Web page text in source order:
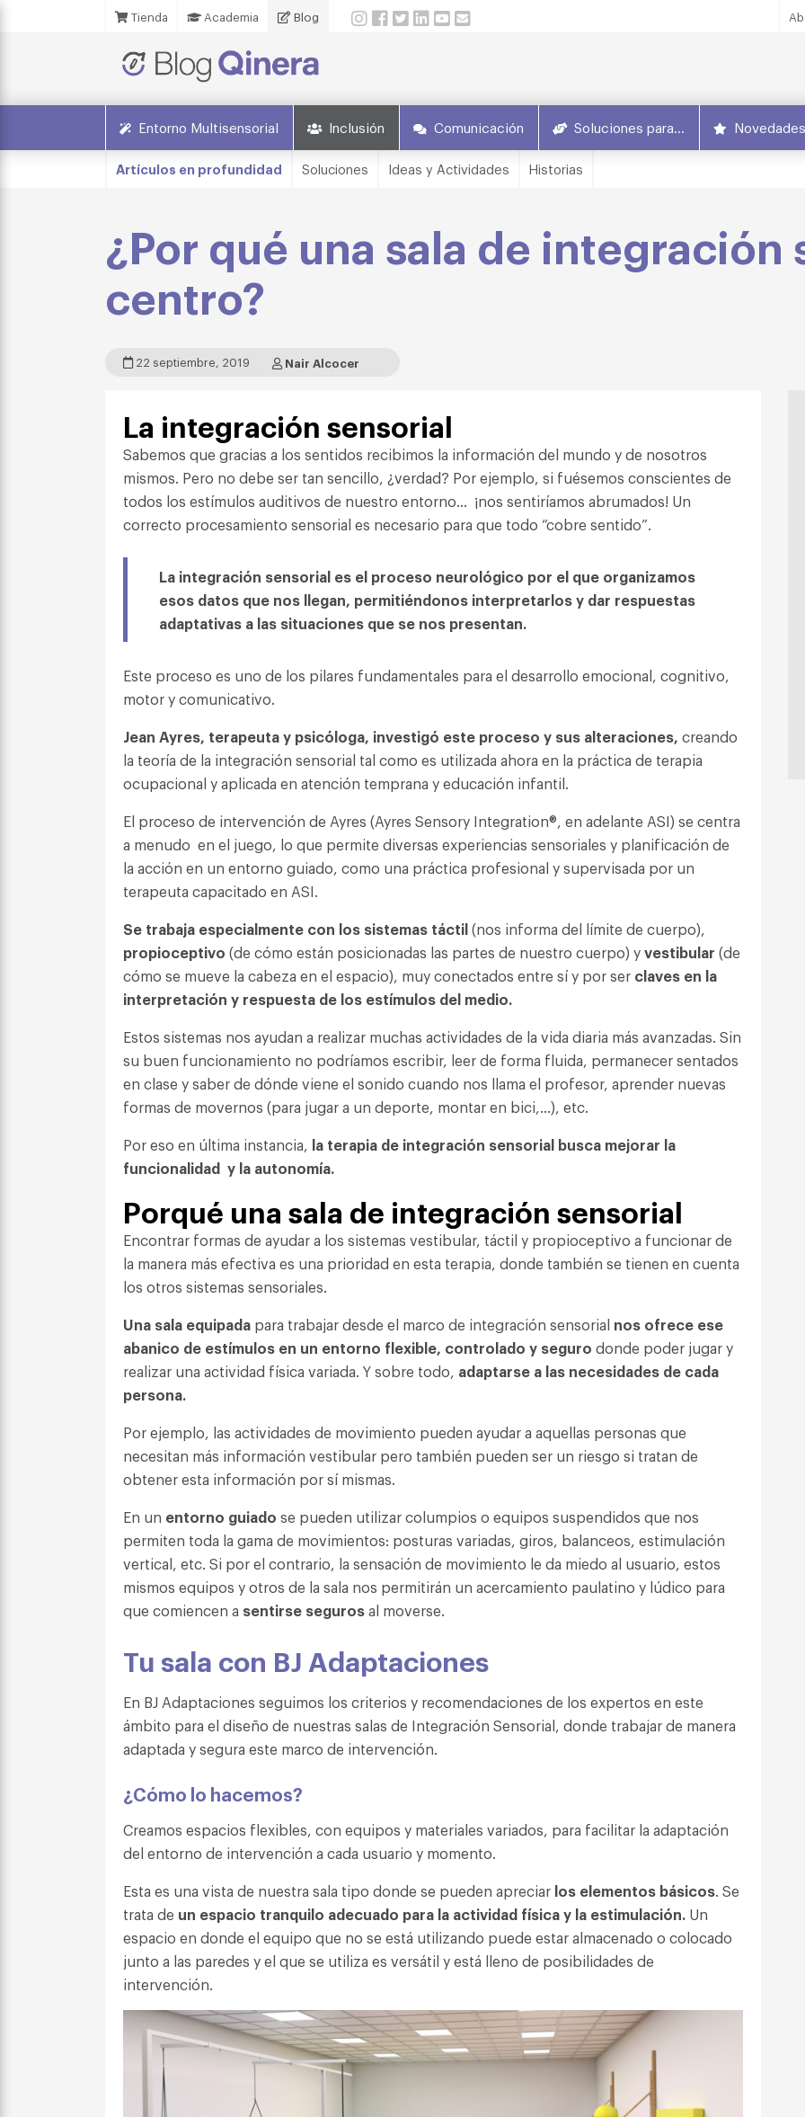
Tienda Academia Blog
Entorno Multisensorial Inclusión Comunicación Soluciones para… Novedades
Artículos en profundidad Soluciones Ideas y Actividades Historias
¿Por qué una sala de integración
centro?
22 septiembre, 2019 Nair Alcocer
La integración sensorial
Sabemos que gracias a los sentidos recibimos la información del mundo y de nosotros
mismos. Pero no debe ser tan sencillo, ¿verdad? Por ejemplo, si fuésemos conscientes de
todos los estímulos auditivos de nuestro entorno… ¡nos sentiríamos abrumados! Un
correcto procesamiento sensorial es necesario para que todo “cobre sentido”.
La integración sensorial es el proceso neurológico por el que organizamos
esos datos que nos llegan, permitiéndonos interpretarlos y dar respuestas
adaptativas a las situaciones que se nos presentan.
Este proceso es uno de los pilares fundamentales para el desarrollo emocional, cognitivo,
motor y comunicativo.
Jean Ayres, terapeuta y psicóloga, investigó este proceso y sus alteraciones, creando
la teoría de la integración sensorial tal como es utilizada ahora en la práctica de terapia
ocupacional y aplicada en atención temprana y educación infantil.
El proceso de intervención de Ayres (Ayres Sensory Integration®, en adelante ASI) se centra
a menudo en el juego, lo que permite diversas experiencias sensoriales y planificación de
la acción en un entorno guiado, como una práctica profesional y supervisada por un
terapeuta capacitado en ASI.
Se trabaja especialmente con los sistemas táctil(nos informa del límite de cuerpo),
propioceptivo (de cómo están posicionadas las partes de nuestro cuerpo) yvestibular (de
cómo se mueve la cabeza en el espacio), muy conectados entre sí y por ser claves en la
interpretación y respuesta de los estímulos del medio.
Estos sistemas nos ayudan a realizar muchas actividades de la vida diaria más avanzadas. Sin
su buen funcionamiento no podríamos escribir, leer de forma fluida, permanecer sentados
en clase y saber de dónde viene el sonido cuando nos llama el profesor, aprender nuevas
formas de movernos (para jugar a un deporte, montar en bici,…), etc.
Por eso en última instancia, la terapia de integración sensorial busca mejorar la
funcionalidad y la autonomía.
Porqué una sala de integración sensorial
Encontrar formas de ayudar a los sistemas vestibular, táctil y propioceptivo a funcionar de
la manera más efectiva es una prioridad en esta terapia, donde también se tienen en cuenta
los otros sistemas sensoriales.
Una sala equipada para trabajar desde el marco de integración sensorial nos ofrece ese
abanico de estímulos en un entorno flexible, controlado y seguro donde poder jugar y
realizar una actividad física variada. Y sobre todo, adaptarse a las necesidades de cada
persona.
Por ejemplo, las actividades de movimiento pueden ayudar a aquellas personas que
necesitan más información vestibular pero también pueden ser un riesgo si tratan de
obtener esta información por sí mismas.
En un entorno guiado se pueden utilizar columpios o equipos suspendidos que nos
permiten toda la gama de movimientos: posturas variadas, giros, balanceos, estimulación
vertical, etc. Si por el contrario, la sensación de movimiento le da miedo al usuario, estos
mismos equipos y otros de la sala nos permitirán un acercamiento paulatino y lúdico para
que comiencen a sentirse segurosal moverse.
Tu sala con BJ Adaptaciones
En BJ Adaptaciones seguimos los criterios y recomendaciones de los expertos en este
ámbito para el diseño de nuestras salas de Integración Sensorial, donde trabajar de manera
adaptada y segura este marco de intervención.
¿Cómo lo hacemos?
Creamos espacios flexibles, con equipos y materiales variados, para facilitar la adaptación
del entorno de intervención a cada usuario y momento.
Esta es una vista de nuestra sala tipo donde se pueden apreciar los elementos básicos. Se
trata de un espacio tranquilo adecuado para la actividad física y la estimulación. Un
espacio en donde el equipo que no se está utilizando puede estar almacenado o colocado
junto a las paredes y el que se utiliza es versátil y está lleno de posibilidades de
intervención.